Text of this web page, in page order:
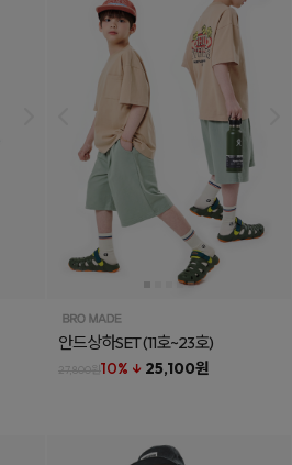
안드상하SET(11호~23호)
27,800원10% ↓ 25,100원